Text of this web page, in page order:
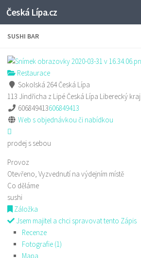
Skip to content
Česká Lípa.cz
SUSHI BAR
Restaurace
Sokolská 264 Česká Lípa
113 Jindřicha z Lipé Česká Lípa Liberecký kraj
606849413606849413
Web s objednávkou či nabídkou
prodej s sebou
Provoz
Otevřeno, Vyzvednutí na výdejním místě
Co děláme
sushi
Záložka
Jsem majitel a chci spravovat tento Zápis
Recenze
Fotografie (1)
Mapa